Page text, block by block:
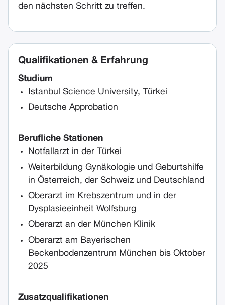
den nächsten Schritt zu treffen.
Qualifikationen & Erfahrung
Studium
Istanbul Science University, Türkei
Deutsche Approbation
Berufliche Stationen
Notfallarzt in der Türkei
Weiterbildung Gynäkologie und Geburtshilfe
in Österreich, der Schweiz und Deutschland
Oberarzt im Krebszentrum und in der
Dysplasieeinheit Wolfsburg
Oberarzt an der München Klinik
Oberarzt am Bayerischen
Beckenbodenzentrum München bis Oktober
2025
Zusatzqualifikationen